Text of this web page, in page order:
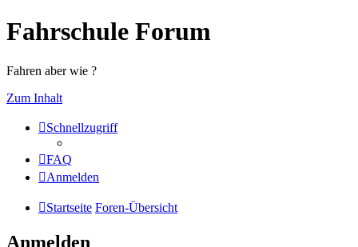
Fahrschule Forum
Fahren aber wie ?
Zum Inhalt
Schnellzugriff
FAQ
Anmelden
Startseite Foren-Übersicht
Anmelden